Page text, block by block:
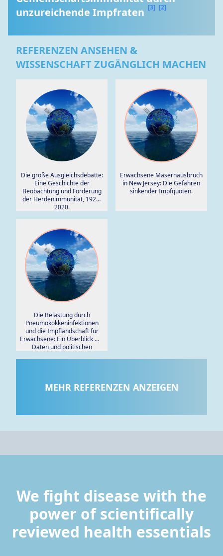
unzureichende Impfraten [3] [2]
REFERENZEN ANSEHEN &
WISSENSCHAFT ZUGÄNGLICH MACHEN
Die große Ausgleichsdebatte:
Eine Geschichte der
Beobachtung und Förderung
der Herdenimmunität, 1920-
2020.
Erwachsene Masernausbruch
in New Jersey: Die Gefahren
sinkender Impfquoten.
Die Belastung durch
Pneumokokkeninfektionen
und die Impflandschaft für
Erwachsene: Ein Überblick mit
Daten und politischen
MEHR REFERENZEN ANZEIGEN
We fight disease with the
power of scientifically
reviewed health essentials